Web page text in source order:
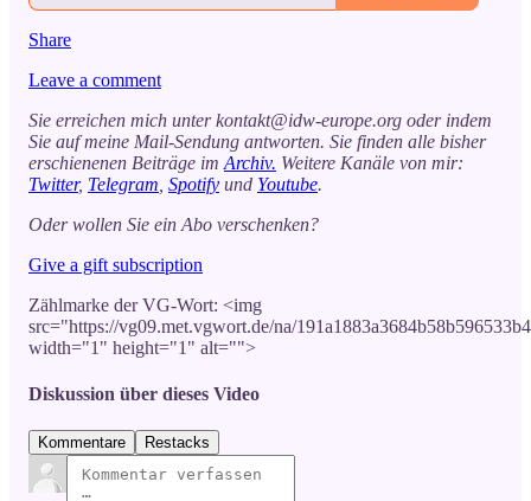
Share
Leave a comment
Sie erreichen mich unter kontakt@idw-europe.org oder indem
Sie auf meine Mail-Sendung antworten. Sie finden alle bisher
erschienenen Beiträge im Archiv. Weitere Kanäle von mir:
Twitter, Telegram Spotify und Youtube.
Oder wollen Sie ein Abo verschenken?
Give a gift subscription
Zählmarke der VG-Wort: <img
src="https://vg09.met.vgwort.de/na/
width="1" height="1" alt="">
Diskussion über dieses Video
Kommentare Restacks